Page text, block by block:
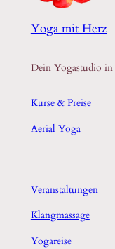
Yoga mit Herz
Dein Yogastudio in
Kurse & Preise
Aerial Yoga
Veranstaltungen
Klangmassage
Yogareise